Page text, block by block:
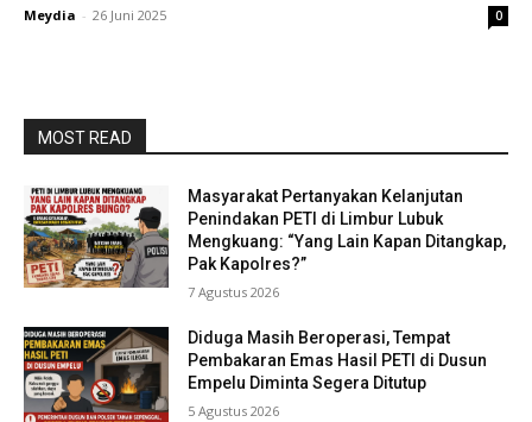
Meydia - 26 Juni 2025 0
MOST READ
Masyarakat Pertanyakan Kelanjutan
Penindakan PETI di Limbur Lubuk
Mengkuang: “Yang Lain Kapan Ditangkap,
Pak Kapolres?”
7 Agustus 2026
Diduga Masih Beroperasi, Tempat
Pembakaran Emas Hasil PETI di Dusun
Empelu Diminta Segera Ditutup
5 Agustus 2026